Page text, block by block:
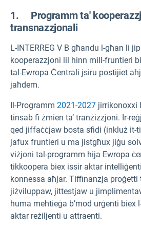
1. Programm ta'
transnazzjonali
L-INTERREG V B għandu l-għan li
kooperazzjoni lil hinn mill-fruntieri
tal-Ewropa Ċentrali jsiru postijiet
jaħdem.
Il-Programm 2021-2027 jirrikonoxxi
tinsab fi żmien ta’ tranżizzjoni. Ir-
qed jiffaċċjaw bosta sfidi (inkluż it-
jafux fruntieri u ma jistgħux jiġu
viżjoni tal-programm hija Ewropa
tikkoopera biex issir aktar
konnessa aħjar. Tiffinanzja
jiżviluppaw, jittestjaw u
huma meħtieġa b’mod urġenti biex
aktar reżiljenti u attraenti.